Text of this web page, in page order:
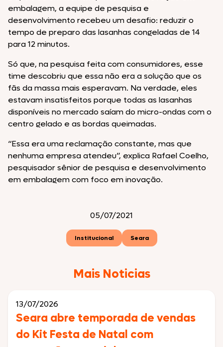
embalagem, a equipe de pesquisa e
desenvolvimento recebeu um desafio: reduzir o
tempo de preparo das lasanhas congeladas de 14
para 12 minutos.
Só que, na pesquisa feita com consumidores, esse
time descobriu que essa não era a solução que os
fãs da massa mais esperavam. Na verdade, eles
estavam insatisfeitos porque todas as lasanhas
disponíveis no mercado saíam do micro-ondas com o
centro gelado e as bordas queimadas.
“Essa era uma reclamação constante, mas que
nenhuma empresa atendeu”, explica Rafael Coelho,
pesquisador sênior de pesquisa e desenvolvimento
em embalagem com foco em inovação.
05/07/2021
Institucional Seara
Mais Noticias
13/07/2026
Seara abre temporada de vendas
do Kit Festa de Natal com